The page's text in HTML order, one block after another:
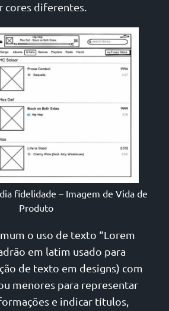
cores diferentes.
fidelidade – Imagem de Vida de
Produto
o uso de texto “Lorem
em latim usado para
de texto em designs) com
menores para representar
e indicar títulos,